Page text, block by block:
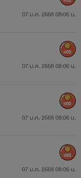
07 ม.ค. 2568 08:06 น.
07 ม.ค. 2568 08:06 น.
900
07 ม.ค. 2568 08:06 น.
900
07 ม.ค. 2568 08:06 น.
900